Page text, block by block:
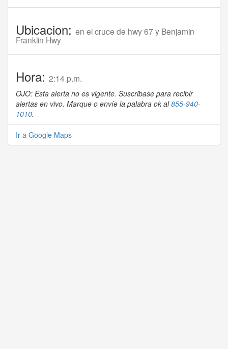
Ubicacion: en el cruce de hwy 67 y Benjamin
Franklin Hwy
Hora: 2:14 p.m.
OJO: Esta alerta no es vigente. Suscribase para recibir
alertas en vivo. Marque o envíe la palabra ok al855-940-
1010.
Ir a Google Maps